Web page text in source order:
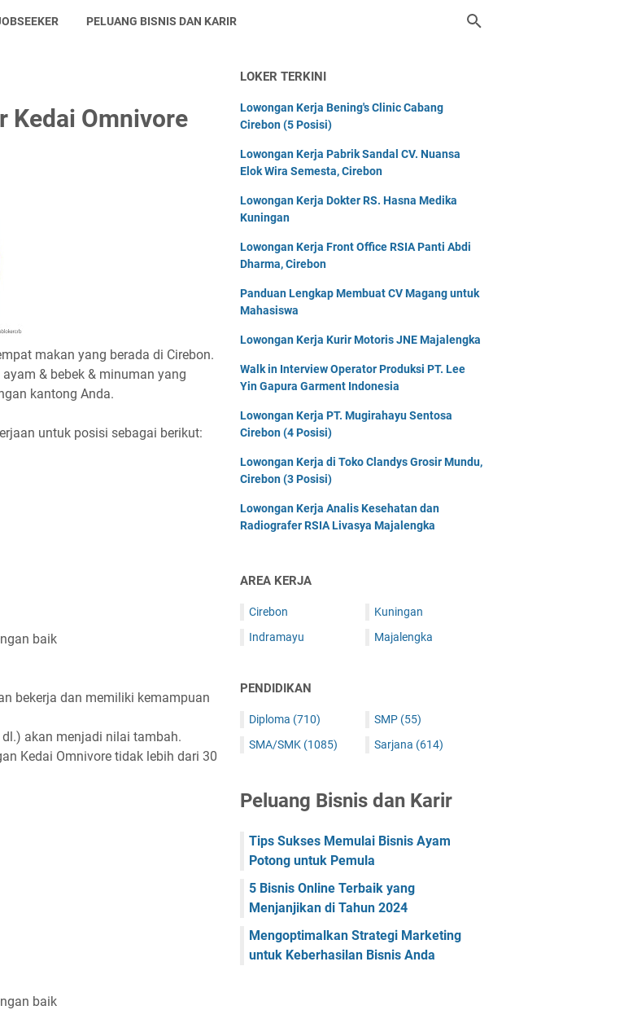
PELUANG BISNIS DAN KARIR
Kedai Omnivore
makan yang berada di Cirebon.
& bebek & minuman yang
kantong Anda.
untuk posisi sebagai berikut:
baik
bekerja dan memiliki kemampuan
akan menjadi nilai tambah.
Kedai Omnivore tidak lebih dari 30
baik
LOKER TERKINI
Lowongan Kerja Bening's Clinic Cabang
Cirebon (5 Posisi)
Lowongan Kerja Pabrik Sandal CV. Nuansa
Elok Wira Semesta, Cirebon
Lowongan Kerja Dokter RS. Hasna Medika
Kuningan
Lowongan Kerja Front Office RSIA Panti Abdi
Dharma, Cirebon
Panduan Lengkap Membuat CV Magang untuk
Mahasiswa
Lowongan Kerja Kurir Motoris JNE Majalengka
Walk in Interview Operator Produksi PT. Lee
Yin Gapura Garment Indonesia
Lowongan Kerja PT. Mugirahayu Sentosa
Cirebon (4 Posisi)
Lowongan Kerja di Toko Clandys Grosir Mundu,
Cirebon (3 Posisi)
Lowongan Kerja Analis Kesehatan dan
Radiografer RSIA Livasya Majalengka
AREA KERJA
Cirebon
Indramayu
Kuningan
Majalengka
PENDIDIKAN
Diploma (710)
SMA/SMK (1085)
SMP (55)
Sarjana (614)
Peluang Bisnis dan Karir
Tips Sukses Memulai Bisnis Ayam
Potong untuk Pemula
5 Bisnis Online Terbaik yang
Menjanjikan di Tahun 2024
Mengoptimalkan Strategi Marketing
untuk Keberhasilan Bisnis Anda